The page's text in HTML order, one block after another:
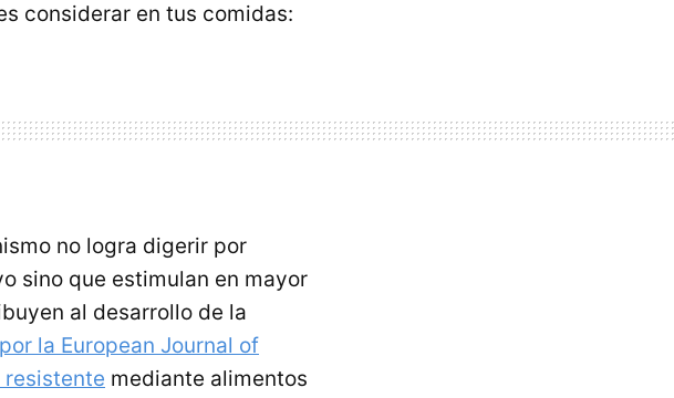
considerar en tus comidas:
no logra digerir por
sino que estimulan en mayor
al desarrollo de la
la European Journal of
resistente mediante alimentos